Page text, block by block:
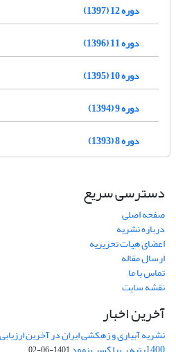
دوره 12 (1397)
دوره 11 (1396)
دوره 10 (1395)
دوره 9 (1394)
دوره 8 (1393)
دسترسی سریع
صفحه اصلی
درباره نشریه
اعضای هیات تحریریه
ارسال مقاله
تماس با ما
نقشه سایت
آخرین اخبار
نشریه آبیاری و زهکشی ایران در آخرین